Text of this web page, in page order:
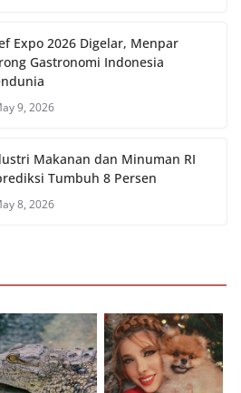
Expo 2026 Digelar, Menpar
Gastronomi Indonesia
9, 2026
Makanan dan Minuman RI
Tumbuh 8 Persen
8, 2026